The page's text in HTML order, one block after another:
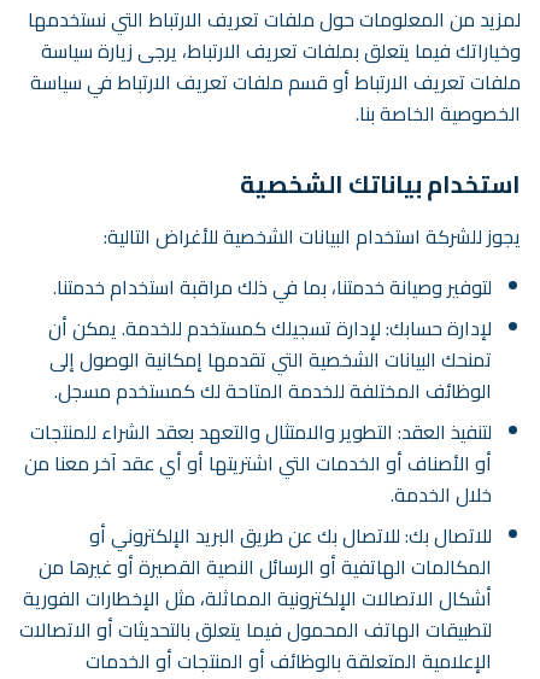
لمزيد من المعلومات حول ملفات تعريف الارتباط التي نستخدمها
وخياراتك فيما يتعلق بملفات تعريف الارتباط، يرجى زيارة سياسة
ملفات تعريف الارتباط أو قسم ملفات تعريف الارتباط في سياسة
الخصوصية الخاصة بنا.
استخدام بياناتك الشخصية
يجوز للشركة استخدام البيانات الشخصية للأغراض التالية:
لتوفير وصيانة خدمتنا، بما في ذلك مراقبة استخدام خدمتنا.
لإدارة حسابك: لإدارة تسجيلك كمستخدم للخدمة. يمكن أن
تمنحك البيانات الشخصية التي تقدمها إمكانية الوصول إلى
الوظائف المختلفة للخدمة المتاحة لك كمستخدم مسجل.
لتنفيذ العقد: التطوير والامتثال والتعهد بعقد الشراء للمنتجات
أو الأصناف أو الخدمات التي اشتريتها أو أي عقد آخر معنا من
خلال الخدمة.
للاتصال بك: للاتصال بك عن طريق البريد الإلكتروني أو
المكالمات الهاتفية أو الرسائل النصية القصيرة أو غيرها من
أشكال الاتصالات الإلكترونية المماثلة، مثل الإخطارات الفورية
لتطبيقات الهاتف المحمول فيما يتعلق بالتحديثات أو الاتصالات
الإعلامية المتعلقة بالوظائف أو المنتجات أو الخدمات